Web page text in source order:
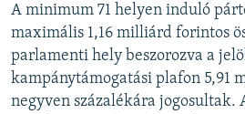
A minimum 71 helyen induló
maximális 1,16 milliárd forintos
parlamenti hely beszorozva a
kampánytámogatási plafon 5,91
negyven százalékára jogosultak.